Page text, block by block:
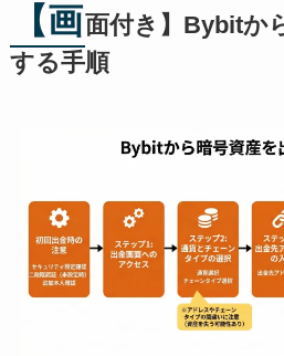
【画面付き】Bybitか
する手順